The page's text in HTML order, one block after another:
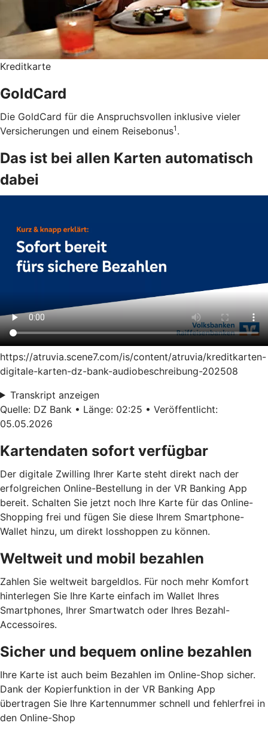
Kreditkarte
GoldCard
Die GoldCard für die Anspruchsvollen inklusive vieler
Versicherungen und einem Reisebonus1 .
Das ist bei allen Karten automatisch
dabei
https://atruvia.scene7.com/is/content/atruvia/kreditkarten-
digitale-karten-dz-bank-audiobeschreibung-202508
Transkript anzeigen
Quelle: DZ Bank • Länge: 02:25 • Veröffentlicht:
05.05.2026
Kartendaten sofort verfügbar
Der digitale Zwilling Ihrer Karte steht direkt nach der
erfolgreichen Online-Bestellung in der VR Banking App
bereit. Schalten Sie jetzt noch Ihre Karte für das Online-
Shopping frei und fügen Sie diese Ihrem Smartphone-
Wallet hinzu, um direkt losshoppen zu können.
Weltweit und mobil bezahlen
Zahlen Sie weltweit bargeldlos. Für noch mehr Komfort
hinterlegen Sie Ihre Karte einfach im Wallet Ihres
Smartphones, Ihrer Smartwatch oder Ihres Bezahl-
Accessoires.
Sicher und bequem online bezahlen
Ihre Karte ist auch beim Bezahlen im Online-Shop sicher.
Dank der Kopierfunktion in der VR Banking App
übertragen Sie Ihre Kartennummer schnell und fehlerfrei in
den Online-Shop